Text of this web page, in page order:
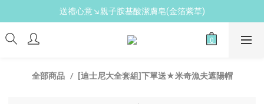
新手爸媽必備↘育兒懶人包
送禮心意↘親子胺基酸潔膚皂(金箔紫草)
新手爸媽必備↘育兒懶人包
全部商品 [迪士尼大全套組]下單送★米奇漁夫遮陽帽